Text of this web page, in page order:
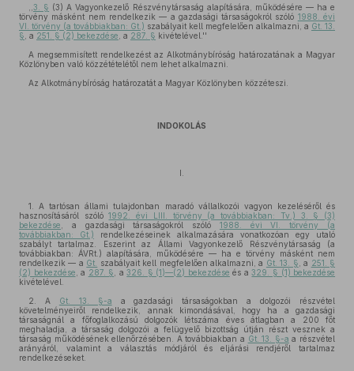
3. § (3) A Vagyonkezelő Részvénytársaság alapítására, működésére — ha e
törvény másként nem rendelkezik — a gazdasági társaságokról szóló 1988. évi
VI. törvény (a továbbiakban: Gt.) szabályait kell megfelelően alkalmazni, a Gt. 13.
§ , a 251. § (2) bekezdése , a 287. § kivételével.''
A megsemmisített rendelkezést az Alkotmánybíróság határozatának a Magyar
Közlönyben való közzétételétől nem lehet alkalmazni.
Az Alkotmánybíróság határozatát a Magyar Közlönyben közzéteszi.
INDOKOLÁS
I.
1. A tartósan állami tulajdonban maradó vállalkozói vagyon kezeléséről és
hasznosításáról szóló1992. évi LIII. törvény (a továbbiakban: Tv.) 3. § (3)
bekezdése , a gazdasági társaságokról szóló 1988. évi VI. törvény (a
továbbiakban: Gt.) rendelkezéseinek alkalmazására vonatkozóan egy utaló
szabályt tartalmaz. Eszerint az Állami Vagyonkezelő Részvénytársaság (a
továbbiakban: ÁVRt.) alapítására, működésére — ha e törvény másként nem
rendelkezik — a Gt. szabályait kell megfelelően alkalmazni, a Gt. 13. § , a 251. §
(2) bekezdése , a 287. § , a326. § (1)—(2) bekezdése és a329. § (1) bekezdése
kivételével.
2. A Gt. 13. §-a a gazdasági társaságokban a dolgozói részvétel
követelményeiről rendelkezik, annak kimondásával, hogy ha a gazdasági
társaságnál a főfoglalkozású dolgozók létszáma éves átlagban a 200 főt
meghaladja, a társaság dolgozói a felügyelő bizottság útján részt vesznek a
társaság működésének ellenőrzésében. A továbbiakban a Gt. 13. §-a a részvétel
arányáról, valamint a választás módjáról és eljárási rendjéről tartalmaz
rendelkezéseket.